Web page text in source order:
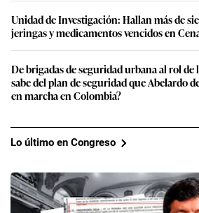
Unidad de Investigación: Hallan más de
jeringas y medicamentos vencidos en
De brigadas de seguridad urbana al rol de
sabe del plan de seguridad que Abelardo
en marcha en Colombia?
Lo último en Congreso